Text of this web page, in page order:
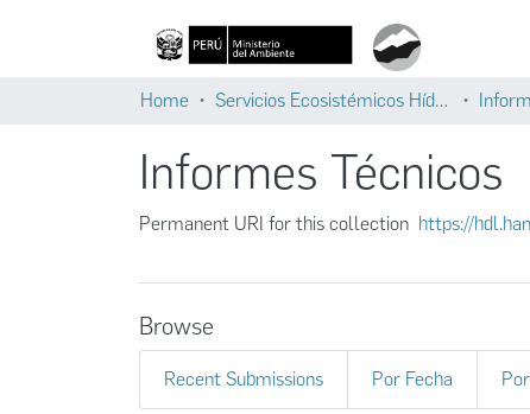
Home Servicios Ecosistémicos Hídricos
Informes Técnicos
Permanent URI for this collection https://
Browse
Recent Submissions Por Fecha